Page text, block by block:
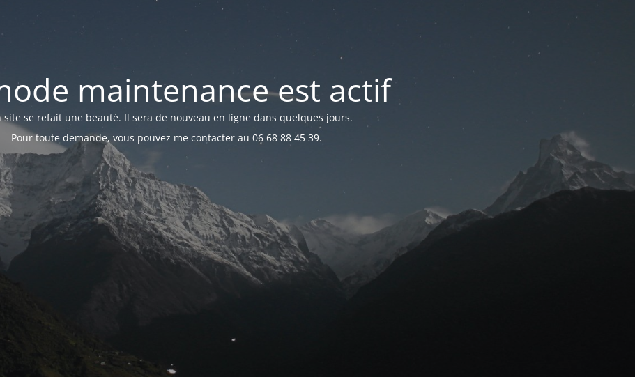
maintenance est actif
site se refait une beauté. Il sera de nouveau en ligne dans quelques jours.
Pour toute demande, vous pouvez me contacter au 06 68 88 45 39.